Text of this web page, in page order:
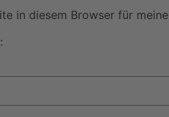
in diesem Browser für